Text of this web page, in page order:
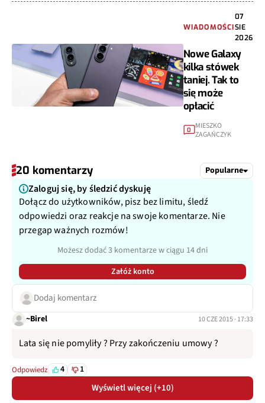
WIADOMOŚCI
07
SIE
2026
Nowe Galaxy
kilka stówek
taniej. Tak to
się może
opłacić
0 MIESZKO
ZAGAŃCZYK
20 komentarzy Popularne
Zaloguj się, by śledzić dyskuję
Dołącz do użytkowników, pisz bez limitu, śledź
odpowiedzi oraz reakcje na swoje komentarze. Nie
przegap ważnych rozmów!
Możesz dodać 3 komentarze w ciągu 14 dni
Załóż konto
Dodaj komentarz
~Birel 10 CZE 2015 · 17:33
Lata się nie pomyliły ? Przy zakończeniu umowy ?
Odpowiedz 4 1
Wyświetl więcej (+10)